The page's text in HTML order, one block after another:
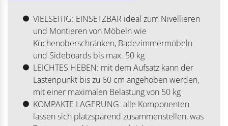
VIELSEITIG: EINSETZBAR ideal zum Nivellieren
und Montieren von Möbeln wie
Küchenoberschränken, Badezimmermöbeln
und Sideboards bis max. 50 kg
LEICHTES HEBEN: mit dem Aufsatz kann der
Lastenpunkt bis zu 60 cm angehoben werden,
mit einer maximalen Belastung von 50 kg
KOMPAKTE LAGERUNG: alle Komponenten
lassen sich platzsparend zusammenstellen, was